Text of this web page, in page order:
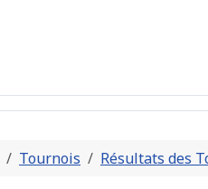
Tournois Résultats des